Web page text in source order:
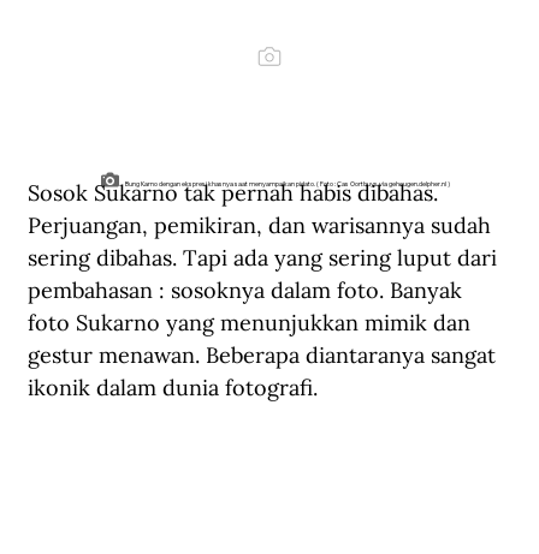
Bung Karno dengan ekspresi khasnya saat menyampaikan pidato. ( Foto : Cas Oorthuys via geheugen.delpher.nl )
Sosok Sukarno tak pernah habis dibahas.
Perjuangan, pemikiran, dan warisannya sudah
sering dibahas. Tapi ada yang sering luput dari
pembahasan : sosoknya dalam foto. Banyak
foto Sukarno yang menunjukkan mimik dan
gestur menawan. Beberapa diantaranya sangat
ikonik dalam dunia fotografi.